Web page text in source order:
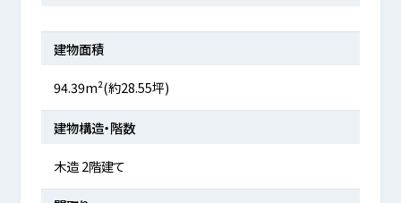
建物面積
94.39m²(約28.55坪)
建物構造・階数
木造 2階建て